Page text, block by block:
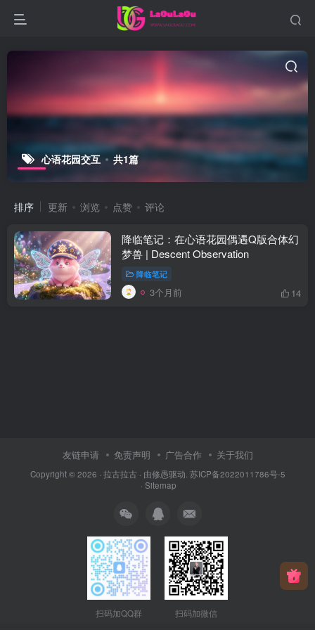
心语花园交互 共1篇
排序 更新 浏览 点赞 评论
降临笔记：在心语花园偶遇Q版合体幻
梦兽 | Descent Observation
降临笔记
3个月前 14
友链申请 免责声明 广告合作 关于我们
Copyright © 2026 · 拉古拉古 · 由修愚驱动. 苏ICP备2022011786号-5
· Sitemap
扫码加QQ群 扫码加微信